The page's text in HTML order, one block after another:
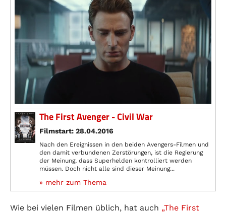
The First Avenger - Civil War
Filmstart: 28.04.2016
Nach den Ereignissen in den beiden Avengers-Filmen und
den damit verbundenen Zerstörungen, ist die Regierung
der Meinung, dass Superhelden kontrolliert werden
müssen. Doch nicht alle sind dieser Meinung...
» mehr zum Thema
Wie bei vielen Filmen üblich, hat auch „The First